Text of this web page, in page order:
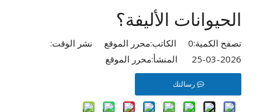
الحيوانات الأليفة؟
تصفح الكمية:0 الكاتب:محرر الموقع نشر الوقت:
2026-03-25 المنشأ:
محرر الموقع
رسالتك